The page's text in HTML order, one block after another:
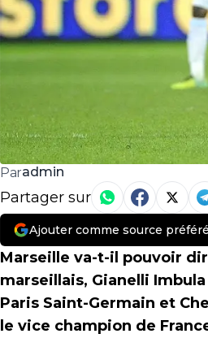
Paradmin
Partager sur
Ajouter comme source
Marseille va-t-il pouvoir
marseillais, Gianelli
Paris Saint-Germain et
le vice champion de